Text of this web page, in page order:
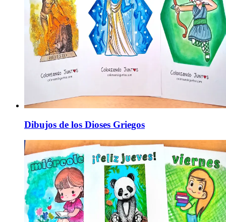
Dibujos de los Dioses Griegos